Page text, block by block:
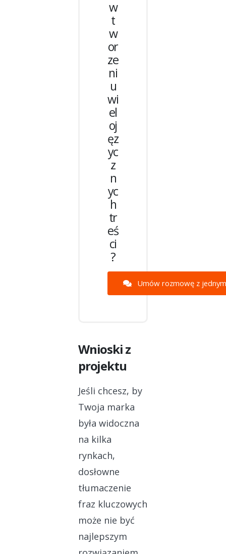
w
t
w
or
ze
ni
u
wi
el
oj
ęz
yc
z
n
yc
h
tr
eś
ci
?
Umów rozmowę z
Wnioski z
projektu
Jeśli chcesz, by
Twoja marka
była widoczna
na kilka
rynkach,
dosłowne
tłumaczenie
fraz kluczowych
może nie być
najlepszym